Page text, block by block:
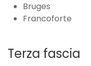
Bruges
Francoforte
Terza fascia